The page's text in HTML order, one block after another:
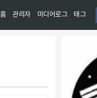
홈 관리자 미디어로그 태그